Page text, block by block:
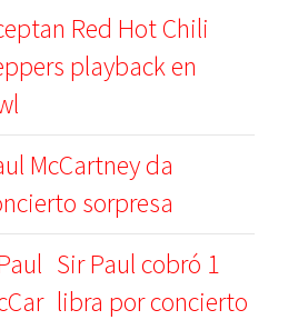
Red Hot Chili
playback en
McCartney da
sorpresa
Sir Paul cobró 1
libra por concierto